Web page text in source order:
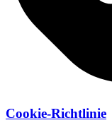
Cookie-Richtlinie